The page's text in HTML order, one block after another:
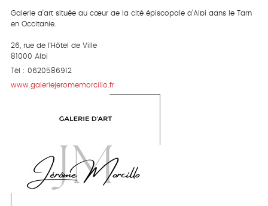
Galerie d’art située au cœur de la cité épiscopale d’Albi dans le Tarn
en Occitanie.
26, rue de l'Hôtel de Ville
81000 Albi
Tél : 0620586912
www.galeriejeromemorcillo.fr